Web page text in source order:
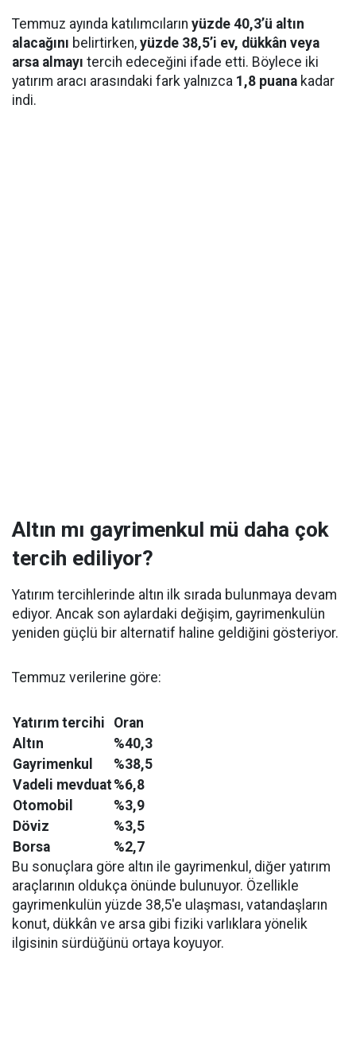
Temmuz ayında katılımcıların yüzde 40,3’ü altın
alacağını belirtirken, yüzde 38,5’i ev, dükkân veya
arsa almayı tercih edeceğini ifade etti. Böylece iki
yatırım aracı arasındaki fark yalnızca 1,8 puana kadar
indi.
Altın mı gayrimenkul mü daha çok
tercih ediliyor?
Yatırım tercihlerinde altın ilk sırada bulunmaya devam
ediyor. Ancak son aylardaki değişim, gayrimenkulün
yeniden güçlü bir alternatif haline geldiğini gösteriyor.
Temmuz verilerine göre:
Yatırım tercihi
Oran
Altın
%40,3
Gayrimenkul
%38,5
Vadeli mevduat%6,8
Otomobil
%3,9
Döviz
%3,5
Borsa
%2,7
Bu sonuçlara göre altın ile gayrimenkul, diğer yatırım
araçlarının oldukça önünde bulunuyor. Özellikle
gayrimenkulün yüzde 38,5'e ulaşması, vatandaşların
konut, dükkân ve arsa gibi fiziki varlıklara yönelik
ilgisinin sürdüğünü ortaya koyuyor.